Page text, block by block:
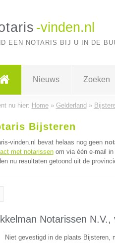
-vinden.nl
EEN NOTARIS BIJ U IN DE
Nieuws Zoeken
nu hier: Home» Gelderland »
Bijsteren
vinden.nl bevat helaas nog geen
met notarissenom via één e-mail in
nu resultaten getoond uit de
Notarissen N.V.,
Niet gevestigd in de plaats Bijsteren,